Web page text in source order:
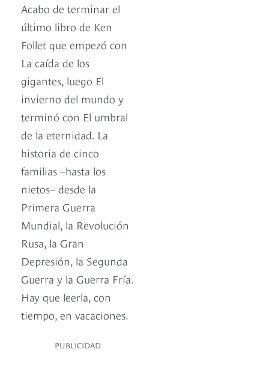
Acabo de terminar el
último libro de Ken
Follet que empezó con
La caída de los
gigantes, luego El
invierno del mundo y
terminó con El umbral
de la eternidad. La
historia de cinco
familias –hasta los
nietos– desde la
Primera Guerra
Mundial, la Revolución
Rusa, la Gran
Depresión, la Segunda
Guerra y la Guerra Fría.
Hay que leerla, con
tiempo, en vacaciones.
PUBLICIDAD